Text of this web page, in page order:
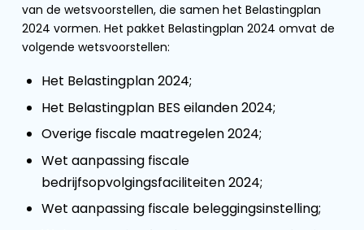
van de wetsvoorstellen, die samen het Belastingplan
2024 vormen. Het pakket Belastingplan 2024 omvat de
volgende wetsvoorstellen:
Het Belastingplan 2024;
Het Belastingplan BES eilanden 2024;
Overige fiscale maatregelen 2024;
Wet aanpassing fiscale
bedrijfsopvolgingsfaciliteiten 2024;
Wet aanpassing fiscale beleggingsinstelling;